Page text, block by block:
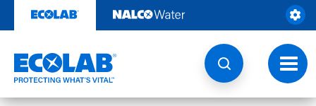
至
切
换
导
航